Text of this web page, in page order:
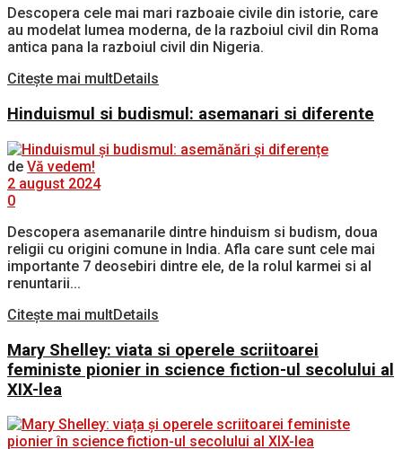
Descopera cele mai mari razboaie civile din istorie, care
au modelat lumea moderna, de la razboiul civil din Roma
antica pana la razboiul civil din Nigeria.
Citește mai multDetails
Hinduismul si budismul: asemanari si diferente
de Vă vedem!
2 august 2024
0
Descopera asemanarile dintre hinduism si budism, doua
religii cu origini comune in India. Afla care sunt cele mai
importante 7 deosebiri dintre ele, de la rolul karmei si al
renuntarii...
Citește mai multDetails
Mary Shelley: viata si operele scriitoarei
feministe pionier in science fiction-ul secolului al
XIX-lea